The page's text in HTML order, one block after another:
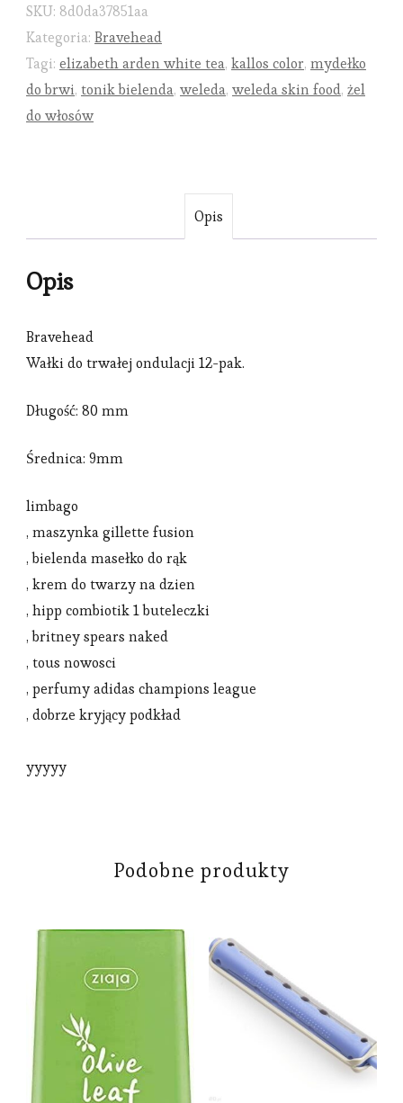
SKU: 8d0da37851aa
Kategoria: Bravehead
Tagi: elizabeth arden white tea, kallos color, mydełko
do brwi, tonik bielenda, weleda, weleda skin food, żel
do włosów
Opis
Opis
Bravehead
Wałki do trwałej ondulacji 12-pak.
Długość: 80 mm
Średnica: 9mm
limbago
, maszynka gillette fusion
, bielenda masełko do rąk
, krem do twarzy na dzien
, hipp combiotik 1 buteleczki
, britney spears naked
, tous nowosci
, perfumy adidas champions league
, dobrze kryjący podkład
yyyyy
Podobne produkty